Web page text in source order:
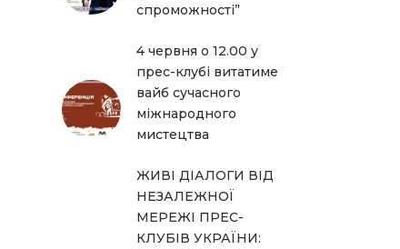
спроможності”
4 червня о 12.00 у
прес-клубі витатиме
вайб сучасного
міжнародного
мистецтва
ЖИВІ ДІАЛОГИ ВІД
НЕЗАЛЕЖНОЇ
МЕРЕЖІ ПРЕС-
КЛУБІВ УКРАЇНИ: